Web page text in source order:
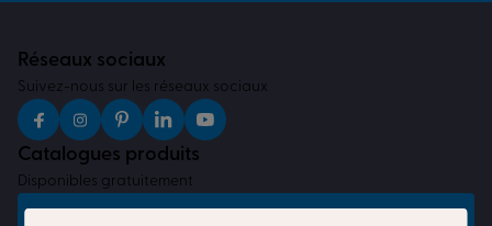
Réseaux sociaux
Suivez-nous sur les réseaux sociaux
Catalogues produits
Disponibles gratuitement